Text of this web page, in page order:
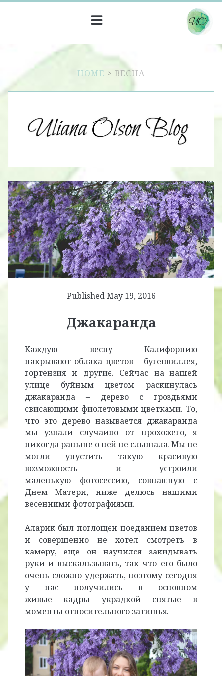
HOME > ВЕСНА
Published May 19, 2016
Джакаранда
Каждую весну Калифорнию
накрывают облака цветов – бугенвиллея,
гортензия и другие. Сейчас на нашей
улице буйным цветом раскинулась
джакаранда – дерево с гроздьями
свисающими фиолетовыми цветками. То,
что это дерево называется джакаранда
мы узнали случайно от прохожего, я
никогда раньше о ней не слышала. Мы не
могли упустить такую красивую
возможность и устроили
маленькую фотосессию, совпавшую с
Днем Матери, ниже делюсь нашими
весенними фотографиями.
Аларик был поглощен поеданием цветов
и совершенно не хотел смотреть в
камеру, еще он научился закидывать
руки и выскальзывать, так что его было
очень сложно удержать, поэтому сегодня
у нас получились в основном
живые кадры украдкой снятые в
моменты относительного затишья.